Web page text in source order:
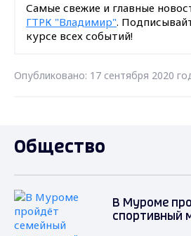
Самые свежие и главные
ГТРК "Владимир".
курсе всех событий!
Опубликовано: 17 сентября 2020
Общество
В Муроме
спортивный